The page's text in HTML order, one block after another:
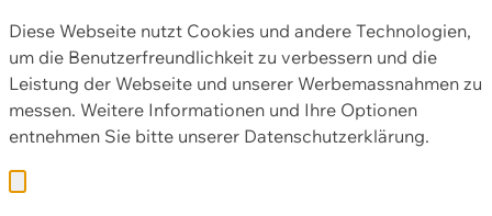
Diese Webseite nutzt Cookies und andere Technologien,
um die Benutzerfreundlichkeit zu verbessern und die
Leistung der Webseite und unserer Werbemassnahmen zu
messen. Weitere Informationen und Ihre Optionen
entnehmen Sie bitte unserer Datenschutzerklärung.